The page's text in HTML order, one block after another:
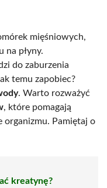
mięśniowych,
na płyny.
do zaburzenia
temu zapobiec?
. Warto rozważyć
, które pomagają
Pamiętaj o
kreatynę?